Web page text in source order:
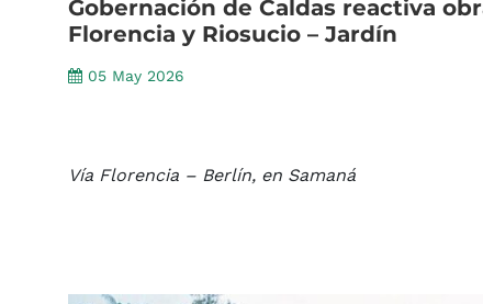
Gobernación de Caldas reactiva
Florencia y Riosucio – Jardín
05 May 2026
Vía Florencia – Berlín, en Samaná